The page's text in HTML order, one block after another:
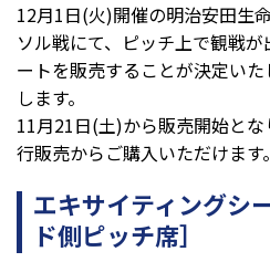
12月1日(火)開催の明治安田生
ソル戦にて、ピッチ上で観戦
ートを販売することが決定い
します。
11月21日(土)から販売開始とな
行販売からご購入いただけます。
エキサイティングシ
ド側ピッチ席］